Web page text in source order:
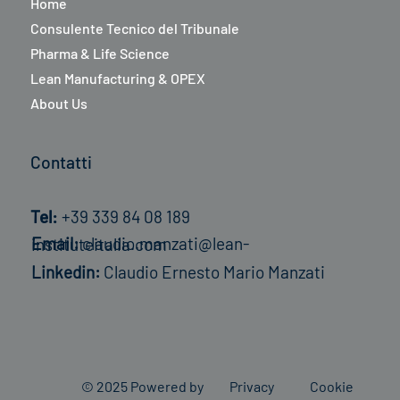
Consulente Tecnico del Tribunale
Pharma & Life Science
Lean Manufacturing & OPEX
About Us
Contatti
Linkedin: Claudio Ernesto Mario Manzati
Email:
claudio.manzati@lean-instituteitalia.com
Tel: +39 339 84 08 189
© 2025 Powered by
Privacy
Cookie